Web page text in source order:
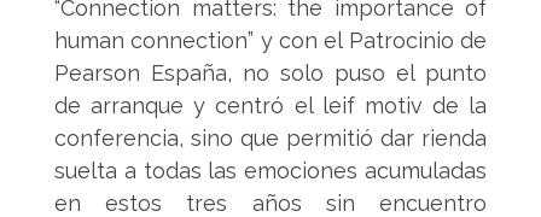
“Connection matters: the importance of
human connection” y con el Patrocinio de
Pearson España, no solo puso el punto
de arranque y centró el leif motiv de la
conferencia, sino que permitió dar rienda
suelta a todas las emociones acumuladas
en estos tres años sin encuentro